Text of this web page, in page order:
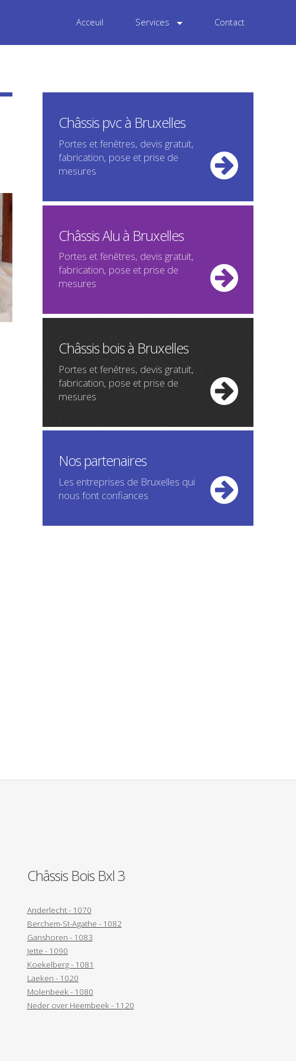
Acceuil Services Contact
Châssis pvc à Bruxelles
Portes et fenêtres, devis gratuit,
fabrication, pose et prise de
mesures
Châssis Alu à Bruxelles
Portes et fenêtres, devis gratuit,
fabrication, pose et prise de
mesures
Châssis bois à Bruxelles
Portes et fenêtres, devis gratuit,
fabrication, pose et prise de
mesures
Nos partenaires
Les entreprises de Bruxelles qui
nous font confiances
Châssis Bois Bxl 3
Anderlecht - 1070
Berchem-St-Agathe - 1082
Ganshoren - 1083
Jette - 1090
Koekelberg - 1081
Laeken - 1020
Molenbeek - 1080
Neder over Heembeek - 1120